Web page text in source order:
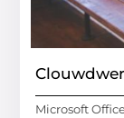
Microsoft